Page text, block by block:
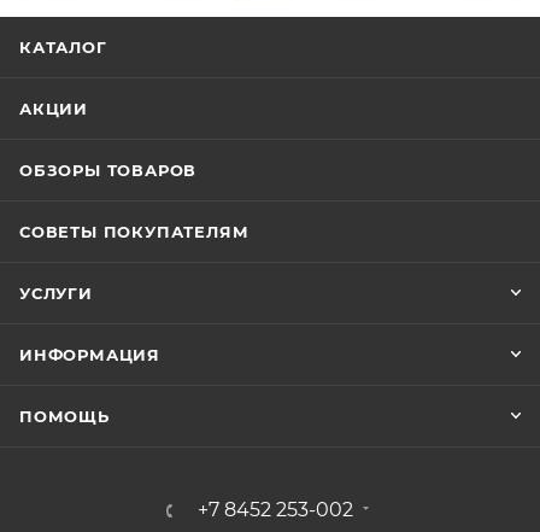
КАТАЛОГ
АКЦИИ
ОБЗОРЫ ТОВАРОВ
СОВЕТЫ ПОКУПАТЕЛЯМ
УСЛУГИ
ИНФОРМАЦИЯ
ПОМОЩЬ
+7 8452 253-002